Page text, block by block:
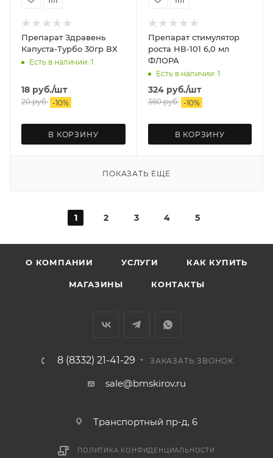
Препарат Здравень
Капуста-Турбо 30гр ВХ
Есть в наличии: 1
18 руб./шт
20руб. -10%
В КОРЗИНУ
Препарат стимулятор
роста НВ-101 6,0 мл
ФЛОРА
Есть в наличии: 1
324руб./шт
360руб. -10%
В КОРЗИНУ
ПОКАЗАТЬ ЕЩЕ
1 2 3 4 5
О КОМПАНИИ УСЛУГИ КАК КУПИТЬ
МАГАЗИНЫ КОНТАКТЫ
8 (8332) 21-41-29 ЗАКАЗАТЬ ЗВОНОК
sale@bmskirov.ru
Транспортный пр-д, 6
ПОЛИТИКА КОНФИДЕНЦИАЛЬНОСТИ